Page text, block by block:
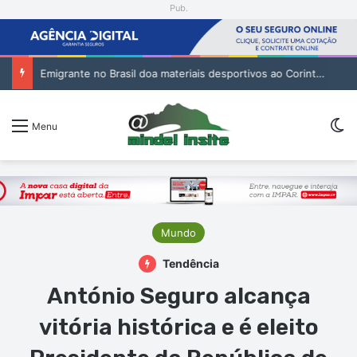
Pub.
Emigrante no Brasil doa materiais desportivos ao Corinthians de São Vicente
Menu
Mundo
Tendência
António Seguro alcança
vitória histórica e é eleito